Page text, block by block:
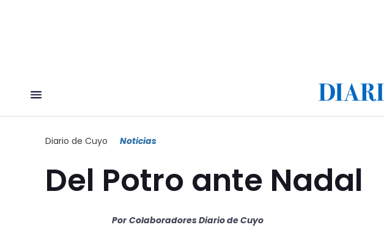
Diario de Cuyo Noticias
Del Potro ante Nadal
Por Colaboradores Diario de Cuyo